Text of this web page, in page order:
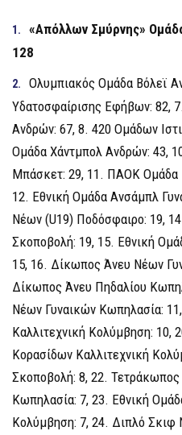
«Απόλλων Σμύρνης»
128
Ολυμπιακός Ομάδα Βόλεϊ
Υδατοσφαίρισης Εφήβων: 82,
Ανδρών: 67, 8. 420 Ομάδων
Ομάδα Χάντμπολ Ανδρών: 43,
Μπάσκετ: 29, 11. ΠΑΟΚ Ομάδα
12. Εθνική Ομάδα Ανσάμπλ
Νέων (U19) Ποδόσφαιρο: 19,
Σκοποβολή: 19, 15. Εθνική
15, 16. Δίκωπος Άνευ Νέων
Δίκωπος Άνευ Πηδαλίου
Νέων Γυναικών Κωπηλασία:
Καλλιτεχνική Κολύμβηση: 10,
Κορασίδων Καλλιτεχνική
Σκοποβολή: 8, 22.
Κωπηλασία: 7, 23. Εθνική
Κολύμβηση: 7, 24. Διπλό